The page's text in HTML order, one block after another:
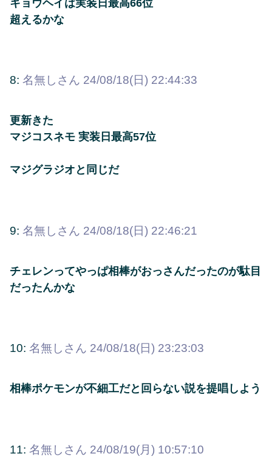
キョウヘイは実装日最高66位
超えるかな
8: 名無しさん 24/08/18(日) 22:44:33
更新きた
マジコスネモ 実装日最高57位
マジグラジオと同じだ
9: 名無しさん 24/08/18(日) 22:46:21
チェレンってやっぱ相棒がおっさんだったのが駄目
だったんかな
10: 名無しさん 24/08/18(日) 23:23:03
相棒ポケモンが不細工だと回らない説を提唱しよう
11: 名無しさん 24/08/19(月) 10:57:10